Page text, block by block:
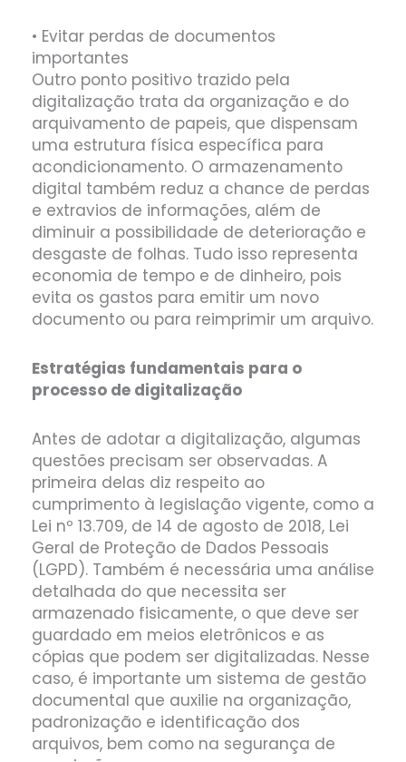
• Evitar perdas de documentos
importantes
Outro ponto positivo trazido pela
digitalização trata da organização e do
arquivamento de papeis, que dispensam
uma estrutura física específica para
acondicionamento. O armazenamento
digital também reduz a chance de perdas
e extravios de informações, além de
diminuir a possibilidade de deterioração e
desgaste de folhas. Tudo isso representa
economia de tempo e de dinheiro, pois
evita os gastos para emitir um novo
documento ou para reimprimir um arquivo.
Estratégias fundamentais para o
processo de digitalização
Antes de adotar a digitalização, algumas
questões precisam ser observadas. A
primeira delas diz respeito ao
cumprimento à legislação vigente, como a
Lei nº 13.709, de 14 de agosto de 2018, Lei
Geral de Proteção de Dados Pessoais
(LGPD). Também é necessária uma análise
detalhada do que necessita ser
armazenado fisicamente, o que deve ser
guardado em meios eletrônicos e as
cópias que podem ser digitalizadas. Nesse
caso, é importante um sistema de gestão
documental que auxilie na organização,
padronização e identificação dos
arquivos, bem como na segurança de